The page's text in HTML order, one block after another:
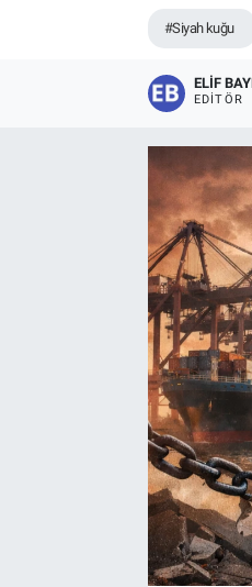
#Siyah kuğu
ELIF
EDITÖR